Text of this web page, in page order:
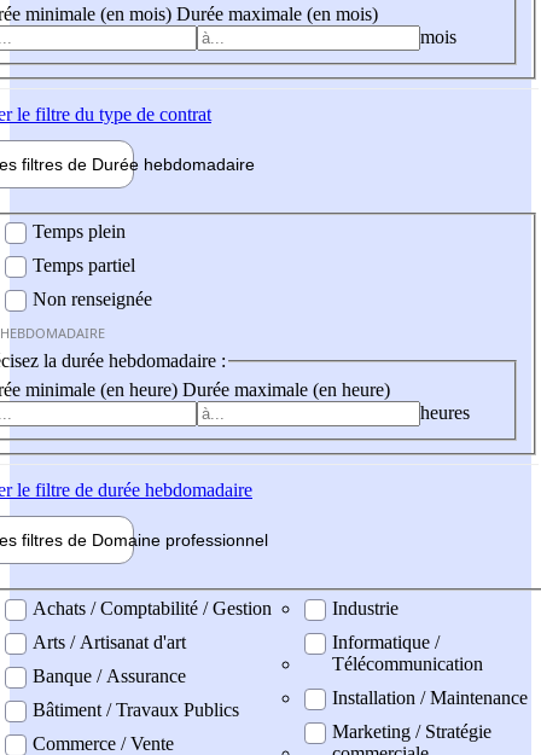
minimale (en mois) Durée maximale (en mois)
mois
le filtre du type de contrat
filtres de Durée hebdomadaire
Temps plein
Temps partiel
Non renseignée
la durée hebdomadaire :
minimale (en heure) Durée maximale (en heure)
heures
le filtre de durée hebdomadaire
filtres de Domaine professionnel
professionel
Achats / Comptabilité / Gestion
Arts / Artisanat d'art
Banque / Assurance
Bâtiment / Travaux Publics
Commerce / Vente
Industrie
Informatique /
Télécommunication
Installation / Maintenance
Marketing / Stratégie